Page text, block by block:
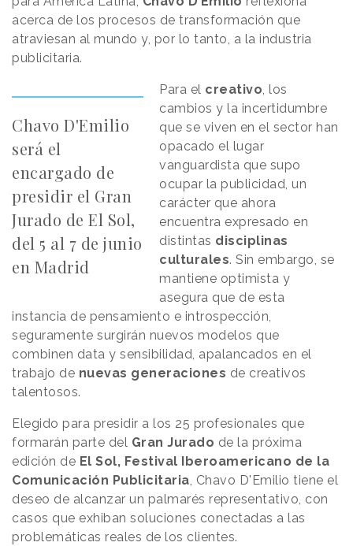
acerca de los procesos de transformación que
atraviesan al mundo y, por lo tanto, a la industria
publicitaria.
Chavo D'Emilio
será el
encargado de
presidir el Gran
Jurado de El Sol,
del 5 al 7 de junio
en Madrid
Para el creativo, los
cambios y la incertidumbre
que se viven en el sector han
opacado el lugar
vanguardista que supo
ocupar la publicidad, un
carácter que ahora
encuentra expresado en
distintas disciplinas
culturales. Sin embargo, se
mantiene optimista y
asegura que de esta
instancia de pensamiento e introspección,
seguramente surgirán nuevos modelos que
combinen data y sensibilidad, apalancados en el
trabajo de nuevas generaciones de creativos
talentosos.
Elegido para presidir a los 25 profesionales que
formarán parte del Gran Jurado de la próxima
edición de El Sol, Festival Iberoamericano de la
Comunicación Publicitaria, Chavo D'Emilio tiene el
deseo de alcanzar un palmarés representativo, con
casos que exhiban soluciones conectadas a las
problemáticas reales de los clientes.